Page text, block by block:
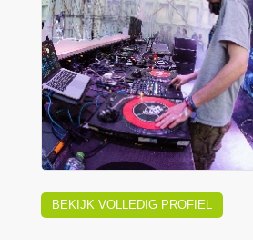
BEKIJK VOLLEDIG PROFIEL